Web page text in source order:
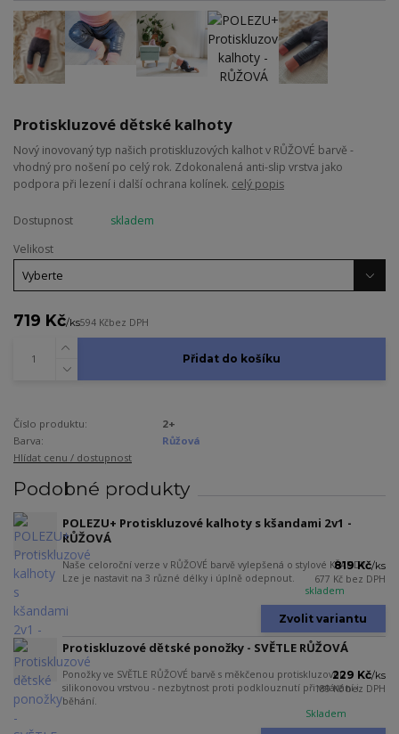
Protiskluzové dětské kalhoty
Nový inovovaný typ našich protiskluzových kalhot v RŮŽOVÉ barvě -
vhodný pro nošení po celý rok. Zdokonalená anti-slip vrstva jako
podpora při lezení i další ochrana kolínek. celý popis
Dostupnost
skladem
Velikost
719 Kč/ks594 Kčbez DPH
Přidat do košíku
Číslo produktu:
2+
Barva:
Růžová
Hlídat cenu / dostupnost
Podobné produkty
POLEZU+ Protiskluzové kalhoty s kšandami 2v1 -
RŮŽOVÁ
Naše celoroční verze v RŮŽOVÉ barvě vylepšená o stylové KŠANDY.
Lze je nastavit na 3 různé délky i úplně odepnout.
819 Kč/ks
677 Kč bez DPH
skladem
Zvolit variantu
Protiskluzové dětské ponožky - SVĚTLE RŮŽOVÁ
Ponožky ve SVĚTLE RŮŽOVÉ barvě s měkčenou protiskluzovou
silikonovou vrstvou - nezbytnost proti podklouznutí při vstávání i
běhání.
229 Kč/ks
189 Kčbez DPH
Skladem